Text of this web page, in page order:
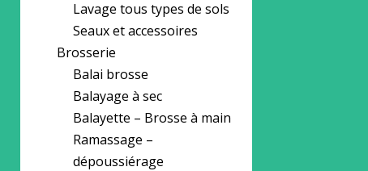
Lavage tous types de sols
Seaux et accessoires
Brosserie
Balai brosse
Balayage à sec
Balayette – Brosse à main
Ramassage –
dépoussiérage